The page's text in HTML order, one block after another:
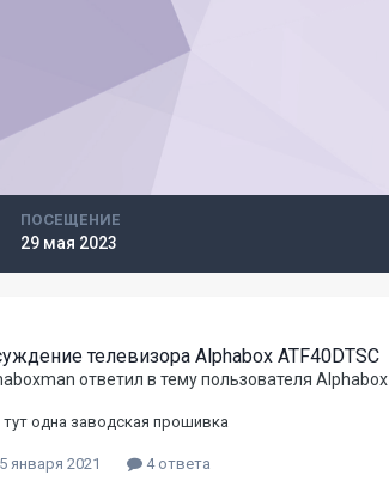
ПОСЕЩЕНИЕ
29 мая 2023
телевизора Alphabox ATF40DTSC
ответил в тему пользователя Alphabox
тут одна заводская прошивка
января 2021 4 ответа